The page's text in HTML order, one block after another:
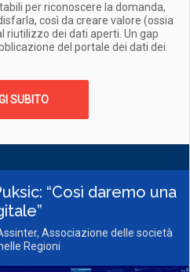
per riconoscere la domanda,
così da creare valore (ossia
riutilizzo dei dati aperti. Un gap
del portale dei dati dei
SUBITO
“Così daremo una
Associazione delle società
Regioni